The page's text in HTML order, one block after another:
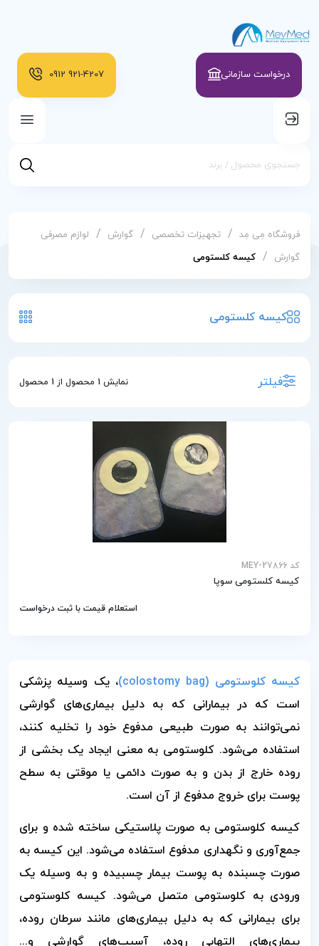
درخواست سازمانی 921-4207
0912
فروشگاه مِی مِد / تجهیزات تخصصی / گوارش /
لوازم مصرفی
گوارش
/ کیسه کلستومی
کیسه کلستومی
فیلتر نمایش 1 محصول از 1 محصول
کد MEY-27866
کیسه کلستومی سوپا
استعلام قیمت با ثبت درخواست
کیسه کلوستومی (colostomy bag)
، یک وسیله پزشکی
است که در بیمارانی که به دلیل بیماری‌های گوارشی
نمی‌توانند به صورت طبیعی مدفوع خود را تخلیه کنند،
استفاده می‌شود. کلوستومی به معنی ایجاد یک بخشی از
روده خارج از بدن و به صورت دائمی یا موقتی به سطح
پوست برای خروج مدفوع از آن است.
کیسه کلوستومی به صورت پلاستیکی ساخته شده و برای
جمع‌آوری و نگهداری مدفوع استفاده می‌شود. این کیسه به
صورت چسبنده به پوست بیمار چسبیده و به وسیله یک
ورودی به کلوستومی متصل می‌شود. کیسه کلوستومی
برای بیمارانی که به دلیل بیماری‌های مانند سرطان روده،
بیماری‌های التهابی روده، آسیب‌های گوارشی و...